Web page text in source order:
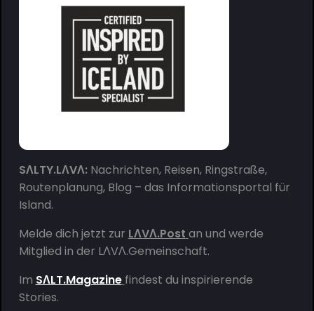
SΛLTY.LΛVΛ:Nachrichten, Reisen, Ringstraße,
Routenplanung, Blog – das Informationsportal für
Island.
Melde dich jetzt zur LΛVΛ.Post an und werde
Mitglied in der LΛVΛ.Gemeinschaft.
Im SΛLT.Magazine findest du inspirierende
Stories.